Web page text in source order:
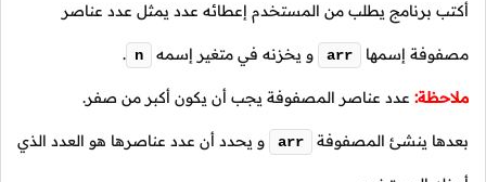
أكتب برنامج يطلب من المستخدم إعطائه عدد يمثل عدد عناصر
مصفوفة إسمها arr و يخزنه في متغير إسمه n
.
ملاحظة: عدد عناصر المصفوفة يجب أن يكون أكبر من صفر.
بعدها ينشئ المصفوفة arr و يحدد أن عدد عناصرها هو العدد الذي